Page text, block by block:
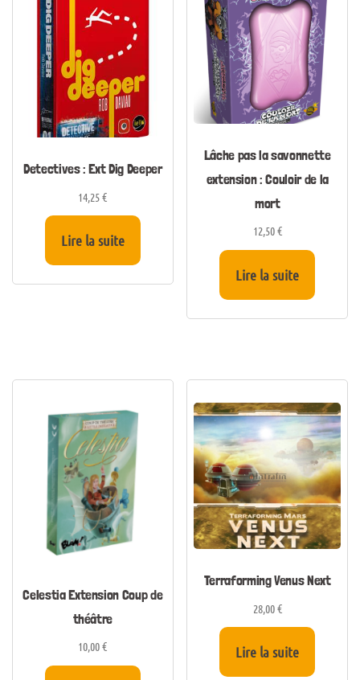
Detectives : Ext Dig Deeper
14,25€
Lire la suite
Lâche pas la savonnette
extension : Couloir de la
mort
12,50€
Lire la suite
Celestia Extension Coup de
théâtre
10,00€
Terraforming Venus Next
28,00€
Lire la suite